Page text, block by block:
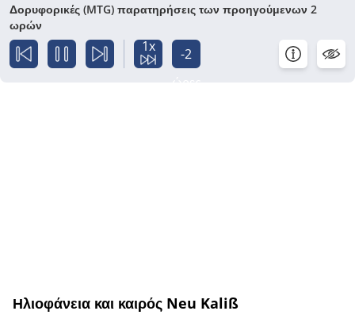
Δορυφορικές (MTG) παρατηρήσεις των προηγούμενων 2
ωρών
1x
-2
Ηλιοφάνεια και καιρός Neu Kaliß